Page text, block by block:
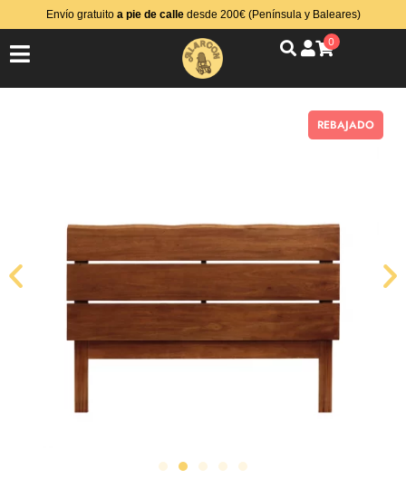
Envío gratuito a pie de calledesde 200€ (Península y Baleares)
0
REBAJADO